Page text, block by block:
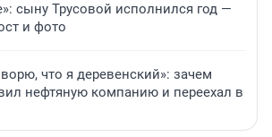
сыну Трусовой исполнился год —
и фото
что я деревенский»: зачем
нефтяную компанию и переехал в